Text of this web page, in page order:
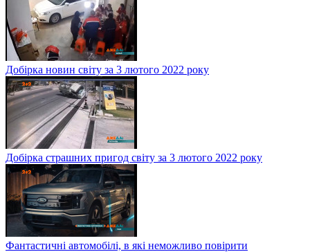
Добірка новин світу за 3 лютого 2022 року
Добірка страшних пригод світу за 3 лютого 2022 року
Фантастичні автомобілі, в які неможливо повірити